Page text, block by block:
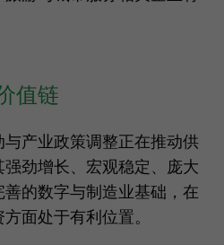
值链
产业政策调整正在推动供
劲增长、宏观稳定、庞大
的数字与制造业基础，在
面处于有利位置。